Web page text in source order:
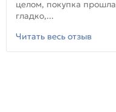
целом, покупка прошла
гладко,...
Читать весь отзыв